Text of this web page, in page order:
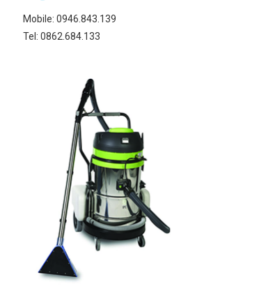
Mobile: 0946.843.139
Tel: 0862.684.133